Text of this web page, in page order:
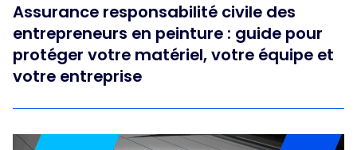
Assurance responsabilité civile des
entrepreneurs en peinture : guide pour
protéger votre matériel, votre équipe et
votre entreprise